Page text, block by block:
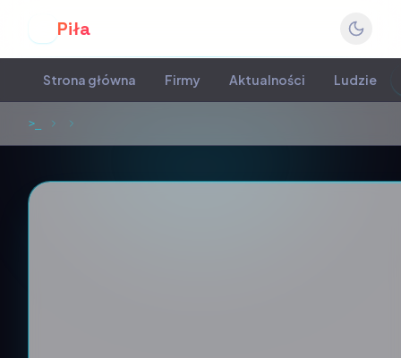
Piła
Strona główna Firmy Aktualności Ludzie
>_